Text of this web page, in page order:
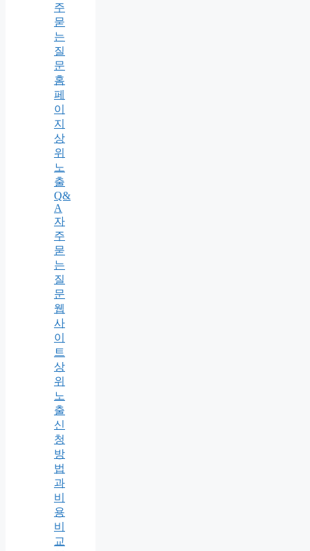
주
묻
는
질
문
홈
페
이
지
상
위
노
출
Q&
A
자
주
묻
는
질
문
웹
사
이
트
상
위
노
출
신
청
방
법
과
비
용
비
교